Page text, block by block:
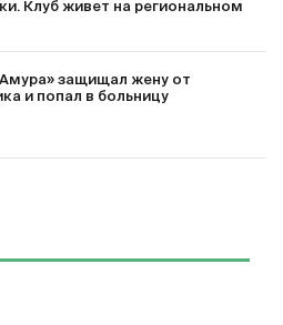
Клуб живет на региональном
защищал жену от
и попал в больницу